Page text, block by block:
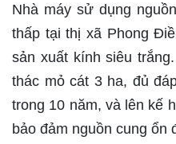
Nhà máy sử dụng
thấp tại thị xã Phong
sản xuất kính siêu
thác mỏ cát 3 ha, đủ
trong 10 năm, và lên kế
bảo đảm nguồn cung ổn